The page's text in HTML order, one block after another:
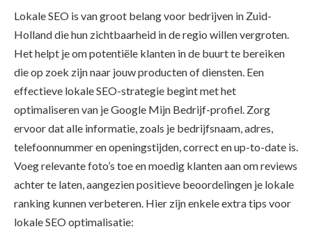
Lokale SEO is van groot belang voor bedrijven in Zuid-
Holland die hun zichtbaarheid in de regio willen vergroten.
Het helpt je om potentiële klanten in de buurt te bereiken
die op zoek zijn naar jouw producten of diensten. Een
effectieve lokale SEO-strategie begint met het
optimaliseren van je Google Mijn Bedrijf-profiel. Zorg
ervoor dat alle informatie, zoals je bedrijfsnaam, adres,
telefoonnummer en openingstijden, correct en up-to-date is.
Voeg relevante foto’s toe en moedig klanten aan om reviews
achter te laten, aangezien positieve beoordelingen je lokale
ranking kunnen verbeteren. Hier zijn enkele extra tips voor
lokale SEO optimalisatie: